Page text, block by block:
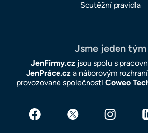
Soutěžní pravidla
Jsme jeden tým
JenFirmy.czjsou spolu s
JenPráce.cza náborovým
provozované společností Coweo